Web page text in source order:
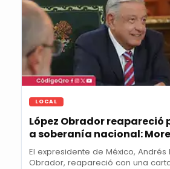
LOCAL
López Obrador reapareció
a soberanía nacional:
El expresidente de México, Andrés
Obrador, reapareció con una